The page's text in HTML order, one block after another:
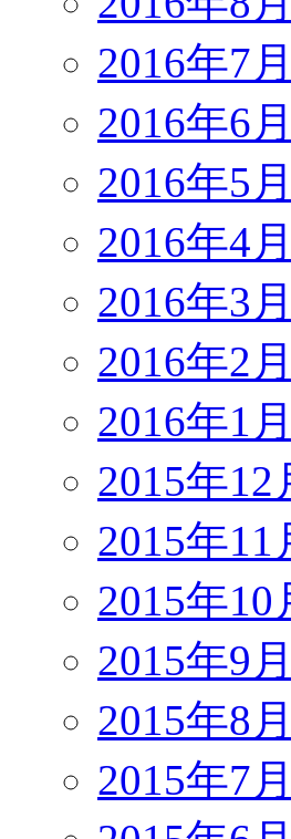
2016年7
2016年6
2016年5
2016年4
2016年3
2016年2
2016年1
2015年12
2015年11
2015年10
2015年9
2015年8
2015年7